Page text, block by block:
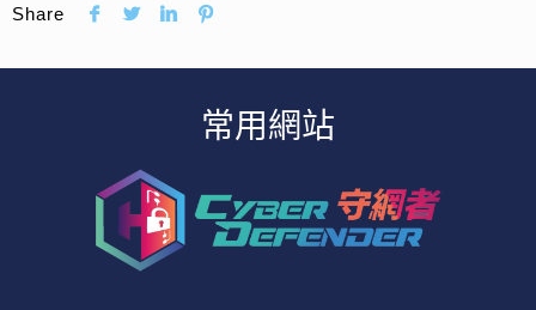
Share
常用網站